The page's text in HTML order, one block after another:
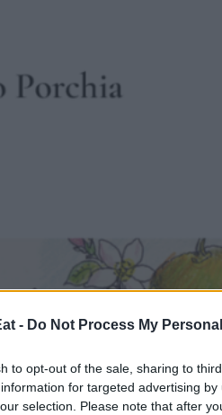
- Do Not Process My
to opt-out of the sale, sharing to
for targeted advertising
selection. Please note that after